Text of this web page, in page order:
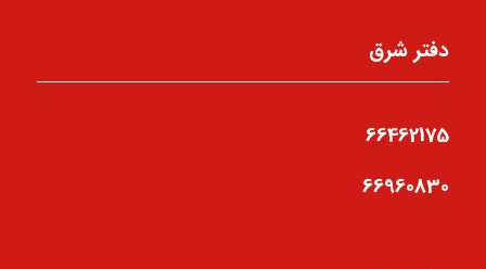
دفتر شرق
66462175
66960830